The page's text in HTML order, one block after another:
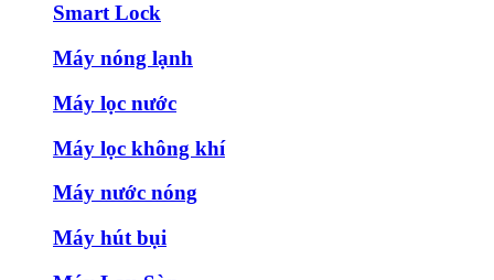
Smart Lock
Máy nóng lạnh
Máy lọc nước
Máy lọc không khí
Máy nước nóng
Máy hút bụi